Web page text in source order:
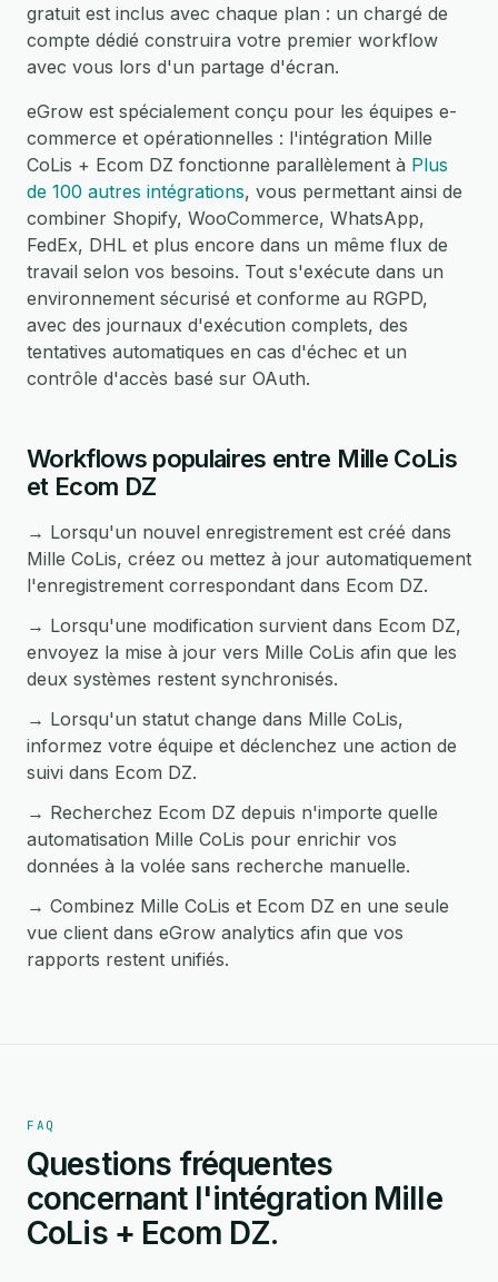
gratuit est inclus avec chaque plan : un chargé de
compte dédié construira votre premier workflow
avec vous lors d'un partage d'écran.
eGrow est spécialement conçu pour les équipes e-
commerce et opérationnelles : l'intégration Mille
CoLis + Ecom DZ fonctionne parallèlement à Plus
de 100 autres intégrations, vous permettant ainsi de
combiner Shopify, WooCommerce, WhatsApp,
FedEx, DHL et plus encore dans un même flux de
travail selon vos besoins. Tout s'exécute dans un
environnement sécurisé et conforme au RGPD,
avec des journaux d'exécution complets, des
tentatives automatiques en cas d'échec et un
contrôle d'accès basé sur OAuth.
Workflows populaires entre Mille CoLis
et Ecom DZ
→ Lorsqu'un nouvel enregistrement est créé dans
Mille CoLis, créez ou mettez à jour automatiquement
l'enregistrement correspondant dans Ecom DZ.
→ Lorsqu'une modification survient dans Ecom DZ,
envoyez la mise à jour vers Mille CoLis afin que les
deux systèmes restent synchronisés.
→ Lorsqu'un statut change dans Mille CoLis,
informez votre équipe et déclenchez une action de
suivi dans Ecom DZ.
→ Recherchez Ecom DZ depuis n'importe quelle
automatisation Mille CoLis pour enrichir vos
données à la volée sans recherche manuelle.
→ Combinez Mille CoLis et Ecom DZ en une seule
vue client dans eGrow analytics afin que vos
rapports restent unifiés.
FAQ
Questions fréquentes
concernant l'intégration Mille
CoLis + Ecom DZ.